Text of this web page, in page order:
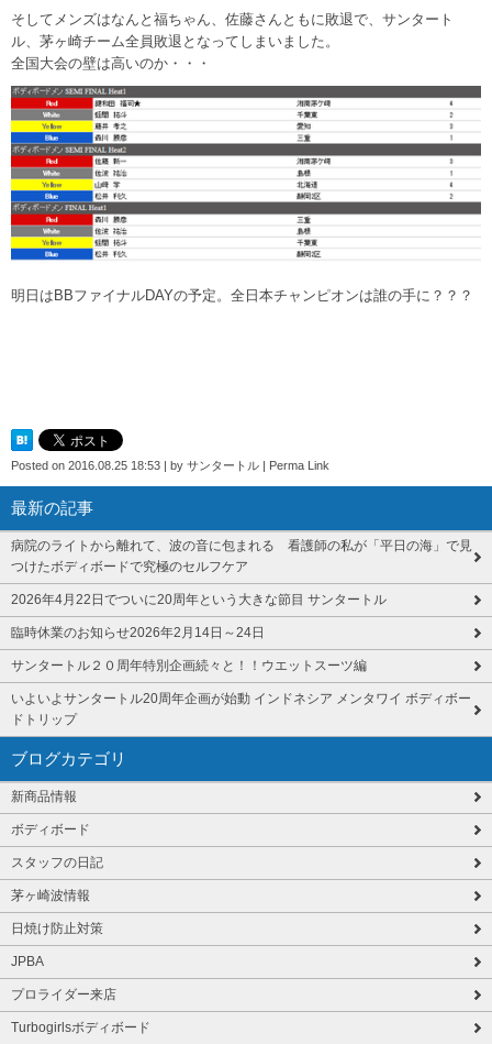
そしてメンズはなんと福ちゃん、佐藤さんともに敗退で、サンタート
ル、茅ヶ崎チーム全員敗退となってしまいました。
全国大会の壁は高いのか・・・
明日はBBファイナルDAYの予定。全日本チャンピオンは誰の手に？？？
Posted on 2016.08.25 18:53 | by サンタートル | Perma Link
最新の記事
病院のライトから離れて、波の音に包まれる 看護師の私が「平日の海」で見
つけたボディボードで究極のセルフケア
2026年4月22日でついに20周年という大きな節目 サンタートル
臨時休業のお知らせ2026年2月14日～24日
サンタートル２０周年特別企画続々と！！ウエットスーツ編
いよいよサンタートル20周年企画が始動 インドネシア メンタワイ ボディボー
ドトリップ
ブログカテゴリ
新商品情報
ボディボード
スタッフの日記
茅ヶ崎波情報
日焼け防止対策
JPBA
プロライダー来店
Turbogirlsボディボード